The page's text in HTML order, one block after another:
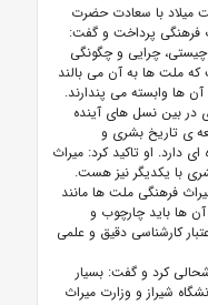
میلاد با سعادت حضرت
فرهنگی پرداخت و گفت:
چرایی و چگونگی
ملت ها به آن می بالند
ها وابسته می پندارند.
در بین نسل های آینده
ی تاریخ بشری و
دارد. او تاکید کرد: میراث
با یکدیگر نیز هست.
فرهنگی ملت ها مانند
ها باید چارچوب و
کارشناسی دقیق و علمی
کرد و گفت: بسیار
شیراز و وزارت میراث